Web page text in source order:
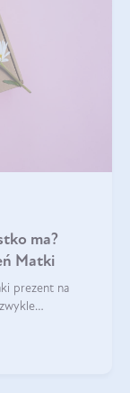
ma?
Matki
prezent na